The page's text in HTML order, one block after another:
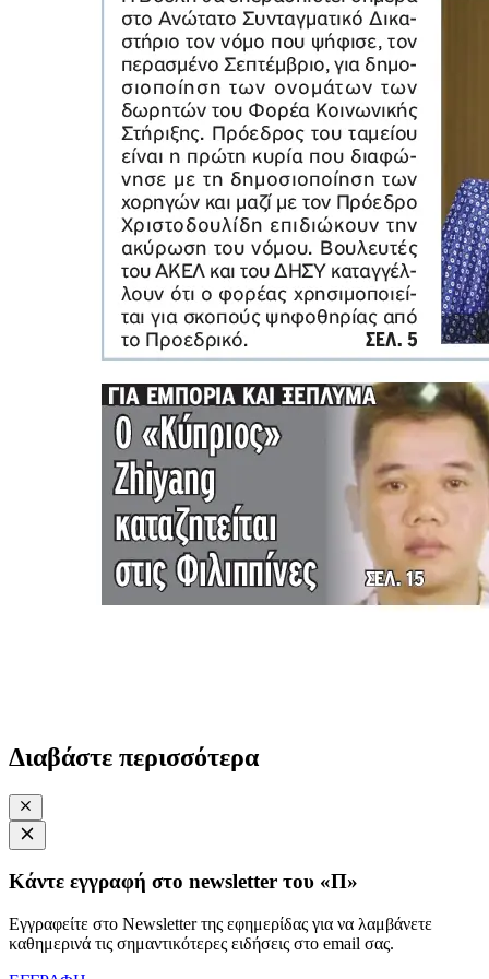
Διαβάστε περισσότερα
Κάντε εγγραφή στο newsletter του «Π»
Εγγραφείτε στο Newsletter της εφημερίδας για να λαμβάνετε
καθημερινά τις σημαντικότερες ειδήσεις στο email σας.